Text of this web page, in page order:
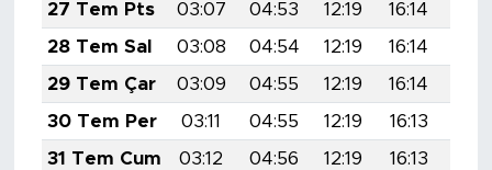
27 Tem Pts
03:07 04:53 12:19 16:14
28 Tem Sal
03:08 04:54 12:19 16:14
29 Tem Çar
03:09 04:55 12:19 16:14
30 Tem Per
03:11 04:55 12:19 16:13
31 Tem Cum
03:12 04:56 12:19 16:13